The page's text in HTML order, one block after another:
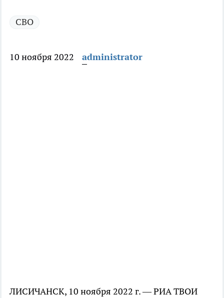
СВО
10 ноября 2022 administrator
ЛИСИЧАНСК, 10 ноября 2022 г. — РИА ТВОИ